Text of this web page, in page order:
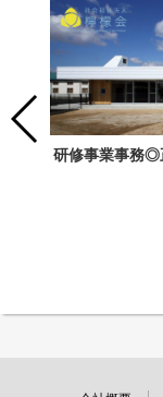
研修事業事務